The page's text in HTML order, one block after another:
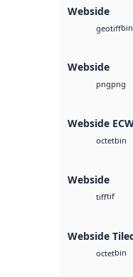
Webside
geotiffbin
Webside
pngpng
Webside
octetbin
Webside
tifftif
Webside
octetbin